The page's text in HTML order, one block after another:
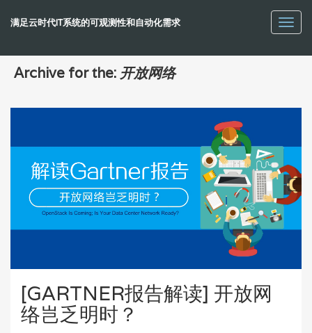
满足云时代IT系统的可观测性和自动化需求
Archive for the: 开放网络
[GARTNER报告解读] 开放网
络岂乏明时？